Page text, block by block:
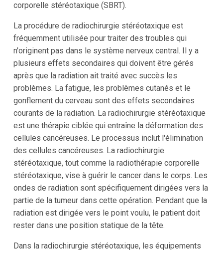
corporelle stéréotaxique (SBRT).
La procédure de radiochirurgie stéréotaxique est
fréquemment utilisée pour traiter des troubles qui
n'originent pas dans le système nerveux central. Il y a
plusieurs effets secondaires qui doivent être gérés
après que la radiation ait traité avec succès les
problèmes. La fatigue, les problèmes cutanés et le
gonflement du cerveau sont des effets secondaires
courants de la radiation. La radiochirurgie stéréotaxique
est une thérapie ciblée qui entraîne la déformation des
cellules cancéreuses. Le processus inclut l'élimination
des cellules cancéreuses. La radiochirurgie
stéréotaxique, tout comme la radiothérapie corporelle
stéréotaxique, vise à guérir le cancer dans le corps. Les
ondes de radiation sont spécifiquement dirigées vers la
partie de la tumeur dans cette opération. Pendant que la
radiation est dirigée vers le point voulu, le patient doit
rester dans une position statique de la tête.
Dans la radiochirurgie stéréotaxique, les équipements